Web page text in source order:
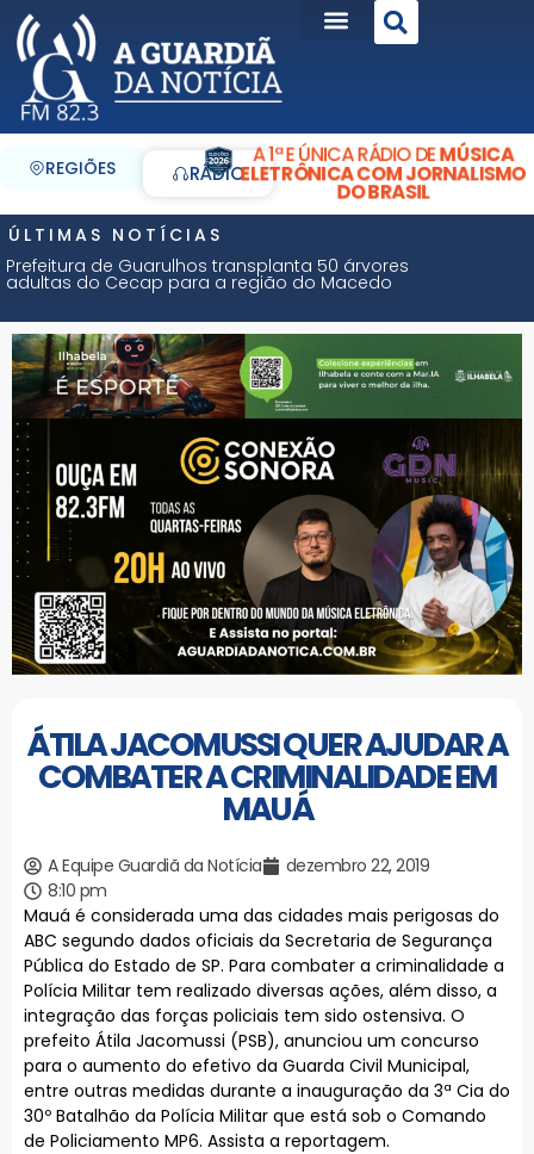
REGIÕES RÁDIO
A 1ª E ÚNICA RÁDIO DEMÚSICA
ELETRÔNICA COM JORNALISMO
DO BRASIL
ÚLTIMAS NOTÍCIAS
Prefeitura de Guarulhos transplanta 50 árvores
adultas do Cecap para a região do Macedo
ÁTILA JACOMUSSI QUER AJUDAR A
COMBATER A CRIMINALIDADE EM
MAUÁ
A Equipe Guardiã da Notícia
dezembro 22, 2019
8:10 pm
Mauá é considerada uma das cidades mais perigosas do
ABC segundo dados oficiais da Secretaria de Segurança
Pública do Estado de SP. Para combater a criminalidade a
Polícia Militar tem realizado diversas ações, além disso, a
integração das forças policiais tem sido ostensiva. O
prefeito Átila Jacomussi (PSB), anunciou um concurso
para o aumento do efetivo da Guarda Civil Municipal,
entre outras medidas durante a inauguração da 3ª Cia do
30º Batalhão da Polícia Militar que está sob o Comando
de Policiamento MP6. Assista a reportagem.